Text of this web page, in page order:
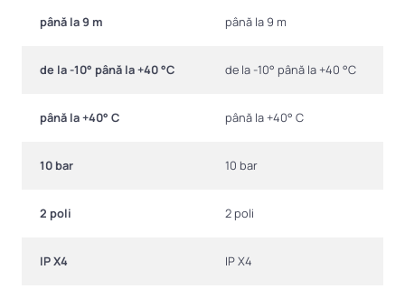
până la 9 m până la 9 m
de la -10° până la +40 °C de la -10° până la +40 °C
până la +40° C până la +40° C
10 bar 10 bar
2 poli 2 poli
IP X4 IP X4